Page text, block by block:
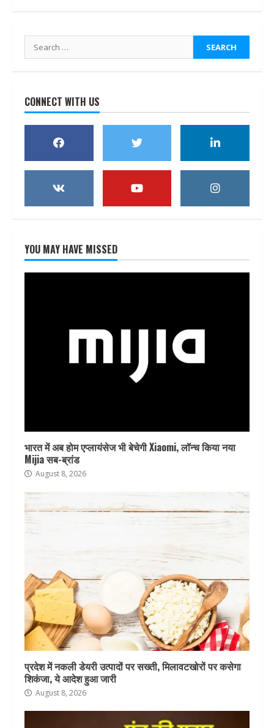
Search
for:
CONNECT WITH US
YOU MAY HAVE MISSED
भारत में अब होम एप्लायंसेज भी बेचेगी Xiaomi, लॉन्च किया नया
Mijia सब-ब्रांड
August 8, 2026
प्रदेश में नकली डेयरी उत्पादों पर सख्ती, मिलावटखोरों पर कसेगा
शिकंजा, ये आदेश हुआ जारी
August 8, 2026